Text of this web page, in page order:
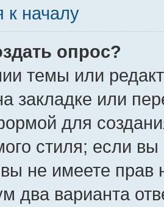
к началу
опрос?
темы или
закладке или
для
стиля; если
не имеете прав
два варианта